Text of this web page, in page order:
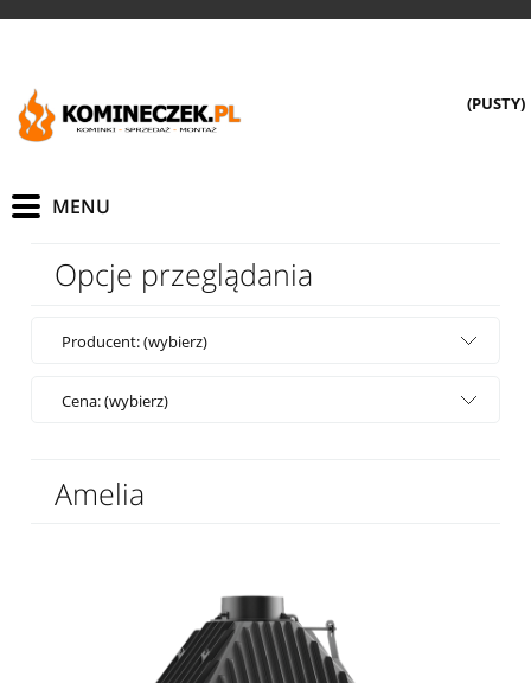
(PUSTY)
Opcje przeglądania
Producent: (wybierz)
Cena: (wybierz)
Amelia